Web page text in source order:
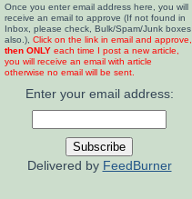
Once you enter email address here, you will
receive an email to approve (If not found in
Inbox, please check, Bulk/Spam/Junk boxes
also.), Click on the link in email and approve,
then ONLY each time I post a new article,
you will receive an email with article
otherwise no email will be sent.
Enter your email address:
Delivered by FeedBurner